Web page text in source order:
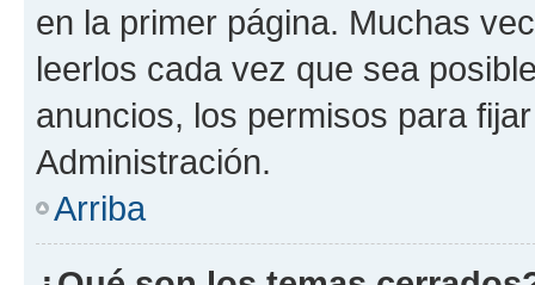
en la primer página. Muchas
leerlos cada vez que sea
anuncios, los permisos para
Administración.
Arriba